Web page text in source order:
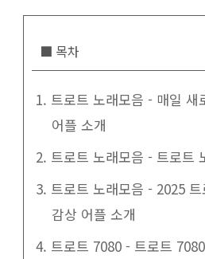
■ 목차
1. 트로트 노래모음 - 매일 새
어플 소개
2. 트로트 노래모음 - 트로트
3. 트로트 노래모음 - 2025
감상 어플 소개
4. 트로트 7080 - 트로트